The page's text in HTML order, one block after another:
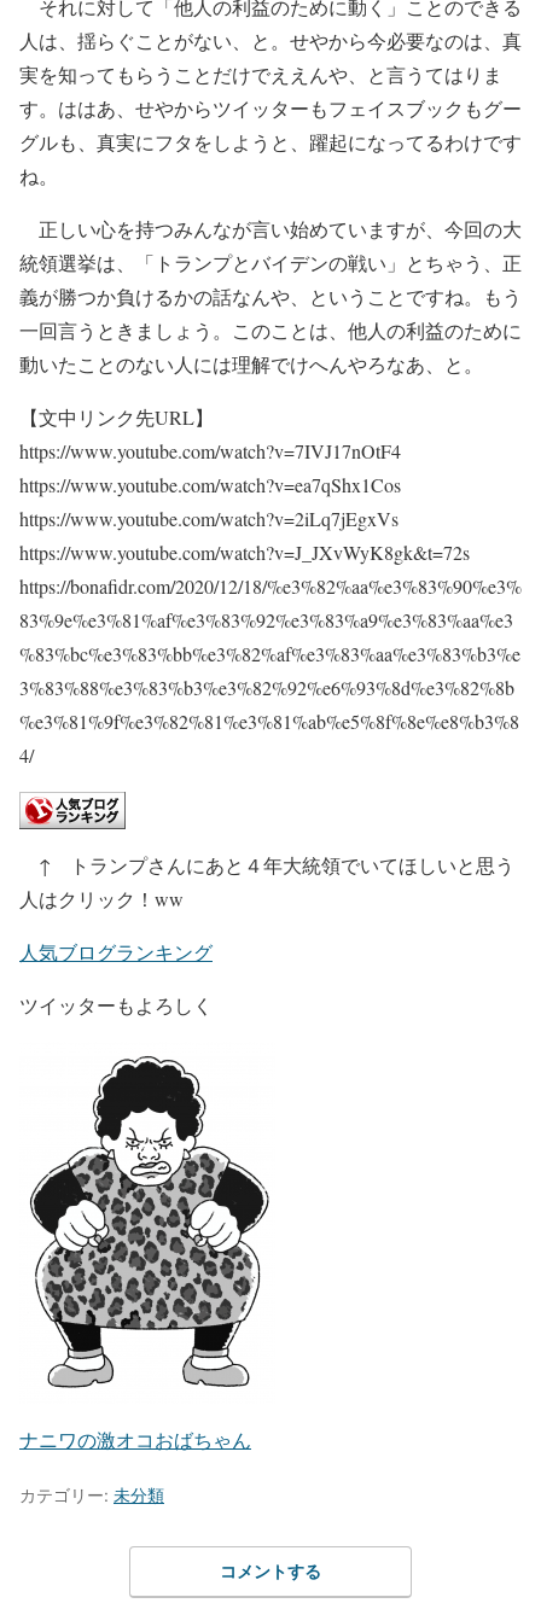
それに対して「他人の利益のために動く」ことのできる
人は、揺らぐことがない、と。せやから今必要なのは、真
実を知ってもらうことだけでええんや、と言うてはりま
す。ははあ、せやからツイッターもフェイスブックもグー
グルも、真実にフタをしようと、躍起になってるわけです
ね。
正しい心を持つみんなが言い始めていますが、今回の大
統領選挙は、「トランプとバイデンの戦い」とちゃう、正
義が勝つか負けるかの話なんや、ということですね。もう
一回言うときましょう。このことは、他人の利益のために
動いたことのない人には理解でけへんやろなあ、と。
【文中リンク先URL】
https://www.youtube.com/watch?v=7IVJ17nOtF4
https://www.youtube.com/watch?v=ea7qShx1Cos
https://www.youtube.com/watch?v=2iLq7jEgxVs
https://www.youtube.com/watch?v=J_JXvWyK8gk&t=72s
https://bonafidr.com/2020/12/18/%e3%82%aa%e3%83%90%e3%
83%9e%e3%81%af%e3%83%92%e3%83%a9%e3%83%aa%e3
%83%bc%e3%83%bb%e3%82%af%e3%83%aa%e3%83%b3%e
3%83%88%e3%83%b3%e3%82%92%e6%93%8d%e3%82%8b
%e3%81%9f%e3%82%81%e3%81%ab%e5%8f%8e%e8%b3%8
4/
↑ トランプさんにあと４年大統領でいてほしいと思う
人はクリック！ww
人気ブログランキング
ツイッターもよろしく
ナニワの激オコおばちゃん
カテゴリー: 未分類
コメントする